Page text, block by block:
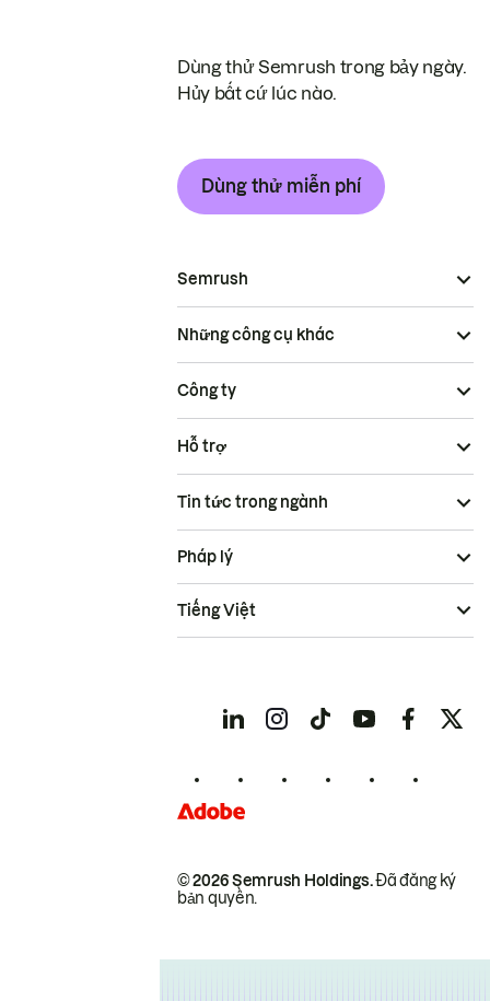
Dùng thử Semrush trong bảy ngày.
Hủy bất cứ lúc nào.
Dùng thử miễn phí
Semrush
Những công cụ khác
Công ty
Hỗ trợ
Tin tức trong ngành
© 2026 Semrush Holdings.Đã đăng ký
bản quyền.
Pháp lý
Tiếng Việt